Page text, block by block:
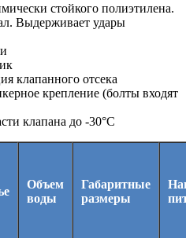
стойкого полиэтилена.
Выдерживает удары
клапанного отсека
крепление (болты входят
клапана до -30°C
Объем
воды
Габаритные
размеры